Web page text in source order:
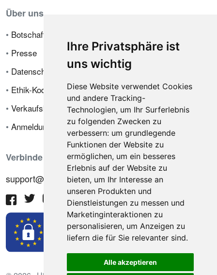
Ihre Privatsphäre ist
uns wichtig
Diese Website verwendet Cookies
und andere Tracking-
Technologien, um Ihr Surferlebnis
zu folgenden Zwecken zu
verbessern: um grundlegende
Funktionen der Website zu
ermöglichen, um ein besseres
Erlebnis auf der Website zu
bieten, um Ihr Interesse an
unseren Produkten und
Dienstleistungen zu messen und
Marketinginteraktionen zu
personalisieren, um Anzeigen zu
liefern die für Sie relevanter sind.
Alle akzeptieren
Über uns
• Botschafterprogramm
• Presse
• Datenschutzrichtlinie
• Ethik-Kodex
• Verkaufsbedingungen
• Anmeldung
Verbinde dich mit uns
support@hiringnotes.com